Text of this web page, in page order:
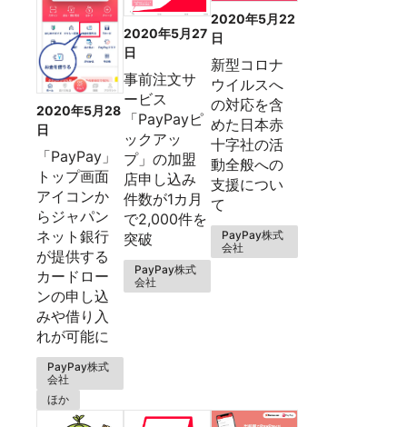
2020年5月28
日
「PayPay」
トップ画面
アイコンか
らジャパン
ネット銀行
が提供する
カードロー
ンの申し込
みや借り入
れが可能に
PayPay株式
会社
ほか
2020年5月27
日
事前注文サ
ービス
「PayPayピ
ックアッ
プ」の加盟
店申し込み
件数が1カ月
で2,000件を
突破
PayPay株式
会社
2020年5月22
日
新型コロナ
ウイルスへ
の対応を含
めた日本赤
十字社の活
動全般への
支援につい
て
PayPay株式
会社